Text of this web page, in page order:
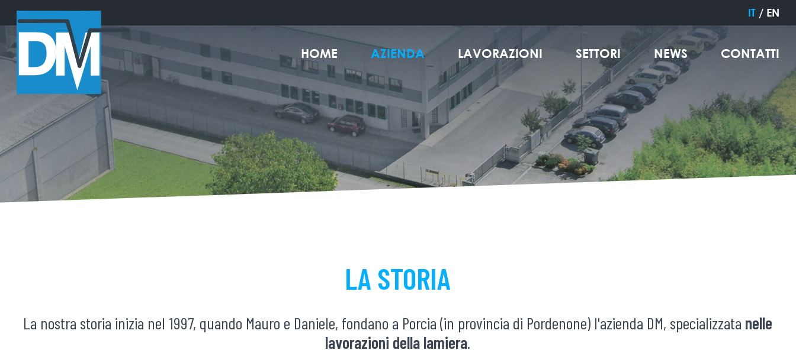
IT/ EN
HOME AZIENDA LAVORAZIONI SETTORI NEWS CONTATTI
LA STORIA
La nostra storia inizia nel 1997, quando Mauro e Daniele, fondano a Porcia (in provincia di Pordenone) l'azienda DM, specializzata nelle
lavorazioni della lamiera.